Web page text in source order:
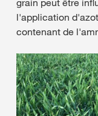
l'application
contenant de